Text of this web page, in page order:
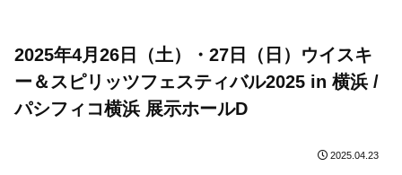
2025年4月26日（土）・27日（日）ウイスキ
ー＆スピリッツフェスティバル2025 in 横浜 /
パシフィコ横浜 展示ホールD
2025.04.23